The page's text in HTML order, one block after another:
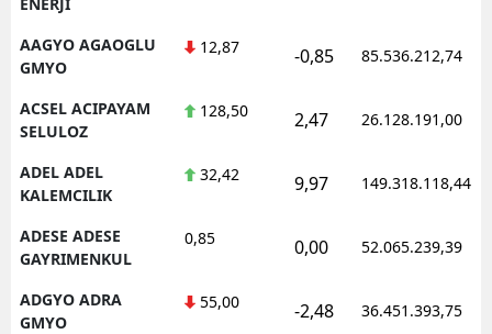
Erzurum
Eskişehir
Gümüşhane
AAGYO AGAOGLU
GMYO
12,87 -0,85 85.536.212,74
ACSEL ACIPAYAM
SELULOZ
128,50 2,47 26.128.191,00
ADEL ADEL
KALEMCILIK
32,42 9,97 149.318.118,44
ADESE ADESE
GAYRIMENKUL
0,85 0,00 52.065.239,39
ADGYO ADRA
GMYO
55,00 -2,48 36.451.393,75